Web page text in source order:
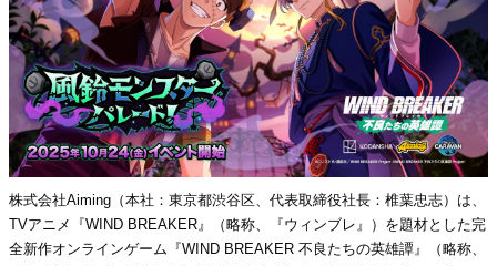
株式会社Aiming（本社：東京都渋谷区、代表取締役社長：椎葉忠志）は、
TVアニメ『WIND BREAKER』（略称、『ウィンブレ』）を題材とした完
全新作オンラインゲーム『WIND BREAKER 不良たちの英雄譚』（略称、